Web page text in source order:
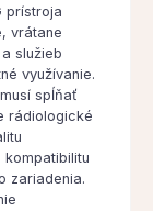
prístroja
vrátane
služieb
využívanie.
spĺňať
rádiologické
zariadenia.